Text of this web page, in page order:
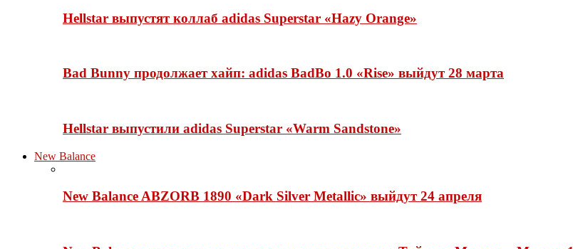
Hellstar выпустят коллаб adidas Superstar «Hazy Orange»
Bad Bunny продолжает хайп: adidas BadBo 1.0 «Rise» выйдут 28 марта
Hellstar выпустили adidas Superstar «Warm Sandstone»
New Balance
New Balance ABZORB 1890 «Dark Silver Metallic» выйдут 24 апреля